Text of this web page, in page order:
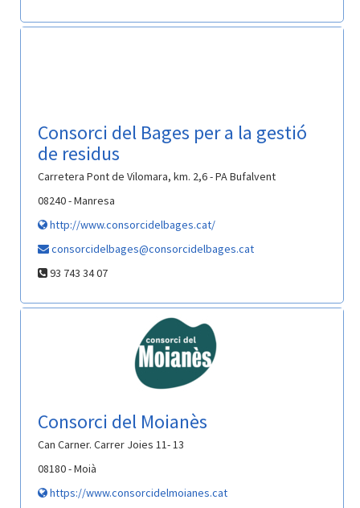
Consorci del Bages per a la gestió
de residus
Carretera Pont de Vilomara, km. 2,6 - PA Bufalvent
08240 - Manresa
http://www.consorcidelbages.cat/
consorcidelbages@consorcidelbages.cat
93 743 34 07
Consorci del Moianès
Can Carner. Carrer Joies 11- 13
08180 - Moià
https://www.consorcidelmoianes.cat